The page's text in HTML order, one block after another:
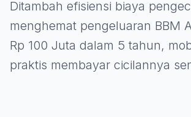
Ditambah efisiensi biaya
menghemat pengeluaran BBM
Rp 100 Juta dalam 5 tahun,
praktis membayar cicilannya